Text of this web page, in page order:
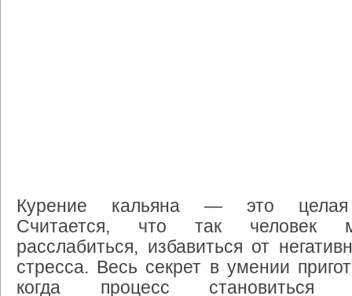
Курение кальяна— это
целая
Считается, что так человек
расслабиться, избавиться от
стресса. Весь секрет в умении
когда
процесс
становиться